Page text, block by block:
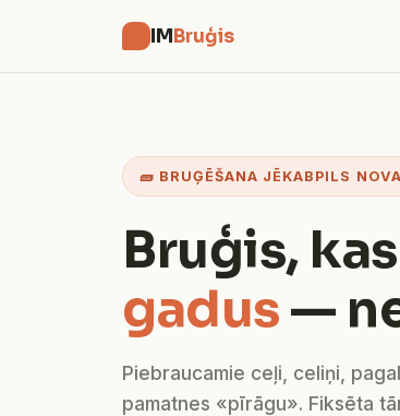
IMBruģis
🧱 BRUĢĒŠANA JĒKABPILS
Bruģis,
gadus—
Piebraucamie ceļi, celiņi,
pamatnes «pīrāgu». Fiksēta